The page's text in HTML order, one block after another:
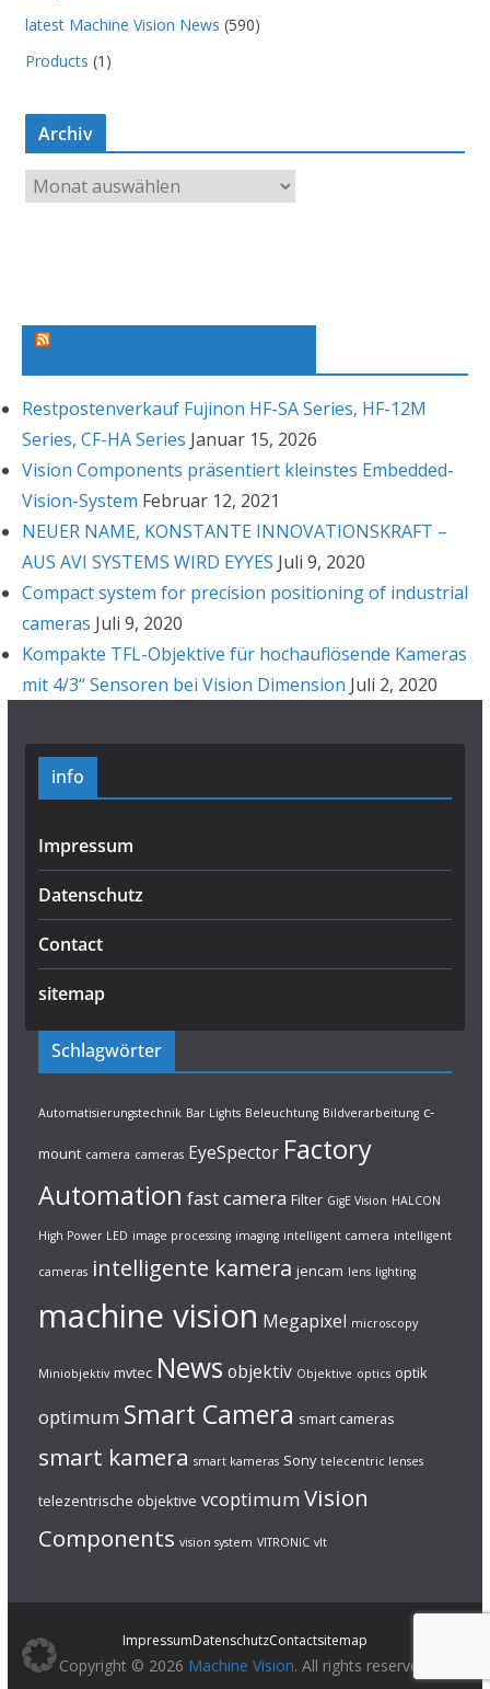
latest Machine Vision News (590)
Products (1)
Archiv
r
Restpostenverkauf Fujinon HF-SA Series, HF-12M
Series, CF-HA Series Januar 15, 2026
Vision Components präsentiert kleinstes Embedded-
Vision-System Februar 12, 2021
NEUER NAME, KONSTANTE INNOVATIONSKRAFT –
AUS AVI SYSTEMS WIRD EYYES Juli 9, 2020
Compact system for precision positioning of industrial
cameras Juli 9, 2020
Kompakte TFL-Objektive für hochauflösende Kameras
mit 4/3“ Sensoren bei Vision Dimension Juli 2, 2020
info
Impressum
Datenschutz
Contact
sitemap
Schlagwörter
Automatisierungstechnik Bar Lights Beleuchtung Bildverarbeitung c-
mount camera cameras EyeSpector Factory
Automation fast camera Filter GigE Vision HALCON
High Power LED image processing imaging intelligent camera intelligent
cameras intelligente kamera jencam lens lighting
machine vision Megapixel microscopy
Miniobjektiv mvtec News objektiv Objektive optics optik
optimum Smart Camera smart cameras
smart kamera smart kameras Sony telecentric lenses
telezentrische objektive vcoptimum Vision
Components vision system VITRONIC vlt
ImpressumDatenschutzContactsitemap
Copyright © 2026 Machine Vision. All rights reserved.